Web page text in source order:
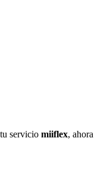
servicio miiflex, ahora